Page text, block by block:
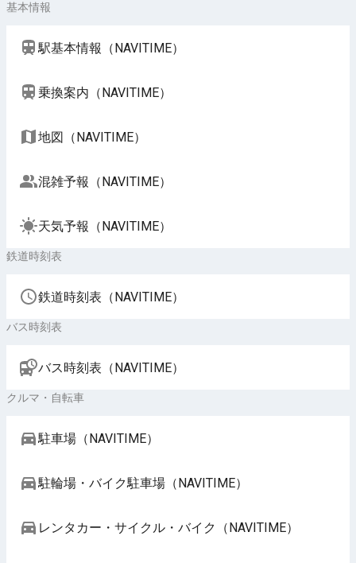
基本情報
駅基本情報（NAVITIME）
乗換案内（NAVITIME）
地図（NAVITIME）
混雑予報（NAVITIME）
天気予報（NAVITIME）
鉄道時刻表
鉄道時刻表（NAVITIME）
バス時刻表
バス時刻表（NAVITIME）
クルマ・自転車
駐車場（NAVITIME）
駐輪場・バイク駐車場（NAVITIME）
レンタカー・サイクル・バイク（NAVITIME）